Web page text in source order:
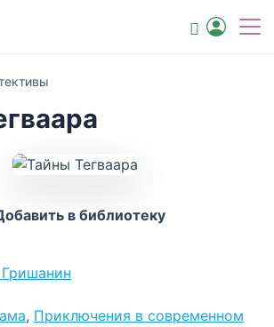
в библиотеку
, Приключения в современном